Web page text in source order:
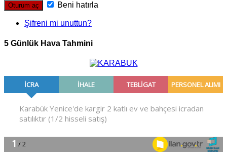
Beni hatırla
Şifreni mi unuttun?
5 Günlük Hava Tahmini